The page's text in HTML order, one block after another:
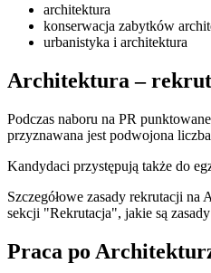
architektura
konserwacja zabytków
urbanistyka i architektura
Architektura –
Podczas naboru na PR
przyznawana jest podwojona
Kandydaci przystępują także do
Szczegółowe zasady rekrutacji
sekcji "Rekrutacja", jakie są
Praca po